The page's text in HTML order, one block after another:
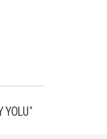
YOLU"